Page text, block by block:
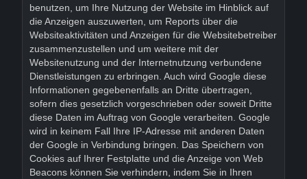
benutzen, um Ihre Nutzung der Website im Hinblick auf
die Anzeigen auszuwerten, um Reports über die
Websiteaktivitäten und Anzeigen für die Websitebetreiber
zusammenzustellen und um weitere mit der
Websitenutzung und der Internetnutzung verbundene
Dienstleistungen zu erbringen. Auch wird Google diese
Informationen gegebenenfalls an Dritte übertragen,
sofern dies gesetzlich vorgeschrieben oder soweit Dritte
diese Daten im Auftrag von Google verarbeiten. Google
wird in keinem Fall Ihre IP-Adresse mit anderen Daten
der Google in Verbindung bringen. Das Speichern von
Cookies auf Ihrer Festplatte und die Anzeige von Web
Beacons können Sie verhindern, indem Sie in Ihren